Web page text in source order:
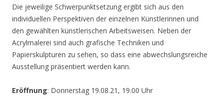
Die jeweilige Schwerpunktsetzung ergibt sich aus den
individuellen Perspektiven der einzelnen Künstlerinnen und
den gewählten künstlerischen Arbeitsweisen. Neben der
Acrylmalerei sind auch grafische Techniken und
Papierskulpturen zu sehen, so dass eine abwechslungsreiche
Ausstellung präsentiert werden kann.
Eröffnung: Donnerstag 19.08.21, 19.00 Uhr